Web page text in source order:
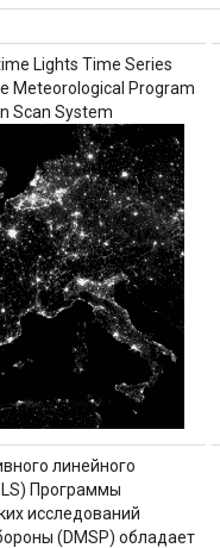
Lights Time Series
Meteorological Program
Scan System
линейного
Программы
исследований
(DMSP) обладает